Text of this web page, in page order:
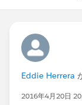
Eddie Herrera
2016年4月20日